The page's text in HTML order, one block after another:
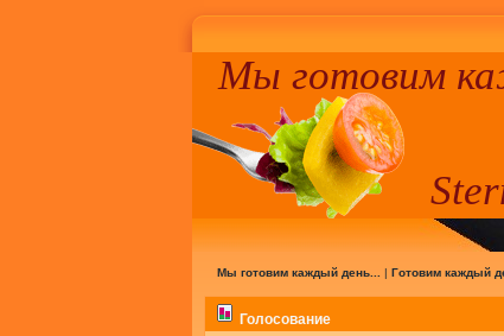
Мы готовим
Мы готовим каждый день... | Готовим каждый
Голосование